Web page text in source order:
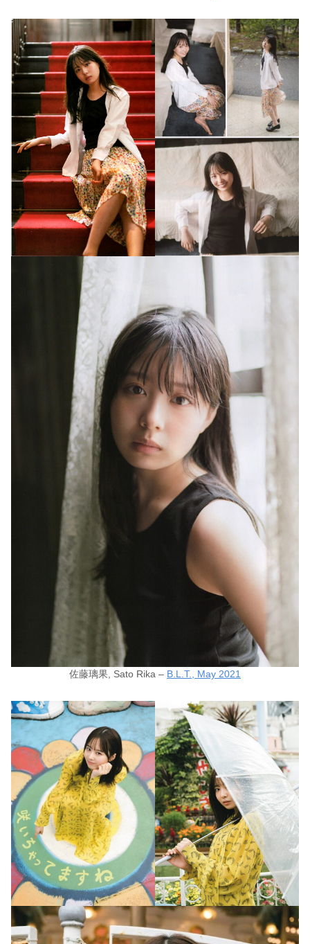
佐藤璃果, Sato Rika – B.L.T., May 2021